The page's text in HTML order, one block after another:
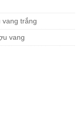
trắng
vang